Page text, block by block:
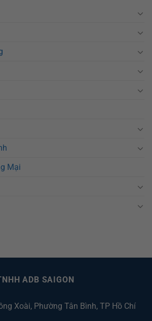
Mại
ADB SAIGON
Xoài, Phường Tân Bình, TP Hồ Chí